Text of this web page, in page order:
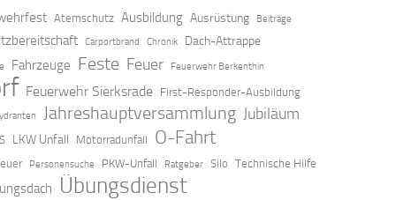
Atemschutz Ausbildung Ausrüstung
Beiträge
Carportbrand Chronik
Dach-Attrappe
Fahrzeuge Feste Feuer Feuerwehr Berkenthin
Feuerwehr Sierksrade
First-Responder-Ausbildung
Jahreshauptversammlung Jubiläum
LKW Unfall Motorradunfall
O-Fahrt
Personensuche PKW-Unfall Ratgeber Silo Technische Hilfe
Übungsdienst